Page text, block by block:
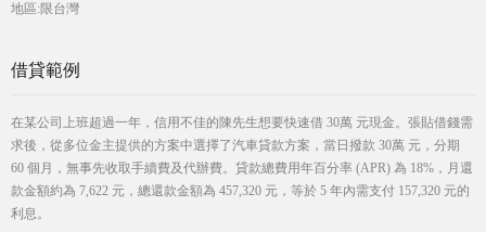
地區:限台灣
借貸範例
在某公司上班超過一年，信用不佳的陳先生想要快速借 30萬 元現金。張貼借錢需
求後，從多位金主提供的方案中選擇了汽車貸款方案，當日撥款 30萬 元，分期
60 個月，無事先收取手續費及代辦費。貸款總費用年百分率 (APR) 為 18%，月還
款金額約為 7,622 元，總還款金額為 457,320 元，等於 5 年內需支付 157,320 元的
利息。